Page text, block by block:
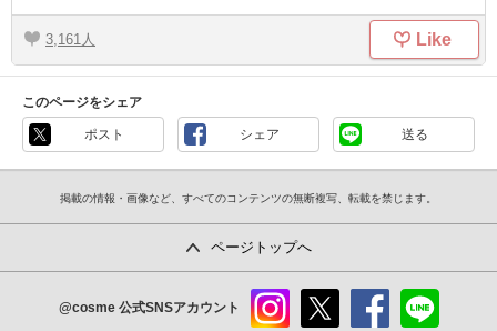
3,161 Like
このページをシェア
ポスト シェア 送る
掲載の情報・画像など、すべてのコンテンツの無断複写、転載を禁じます。
ページトップへ
@cosme 公式SNSアカウント